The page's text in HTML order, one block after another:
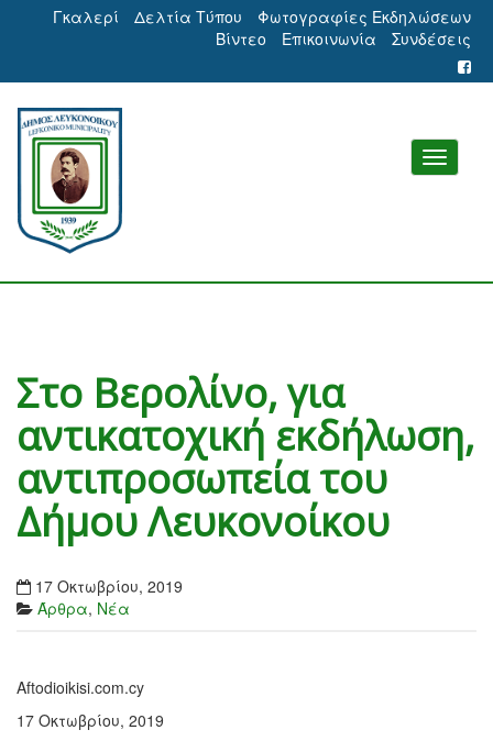
Γκαλερί Δελτία Τύπου
Φωτογραφίες Εκδηλώσεων
Βίντεο
Επικοινωνία Συνδέσεις
Στο Βερολίνο, για
αντικατοχική εκδήλωση,
αντιπροσωπεία του
Δήμου Λευκονοίκου
17 Οκτωβρίου, 2019
Άρθρα, Νέα
Aftodioikisi.com.cy
17 Οκτωβρίου, 2019